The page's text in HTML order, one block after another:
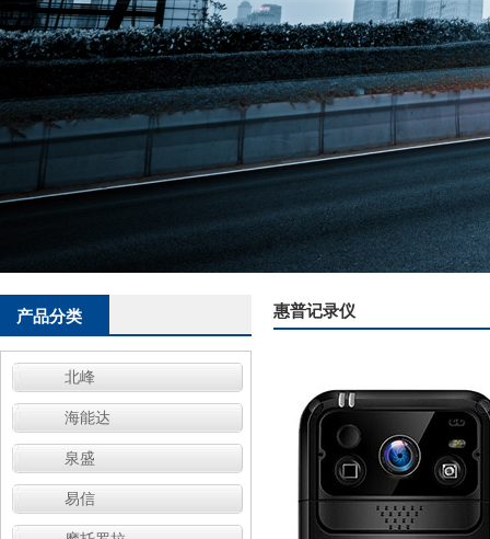
产品分类
北峰
海能达
泉盛
易信
惠普记录仪